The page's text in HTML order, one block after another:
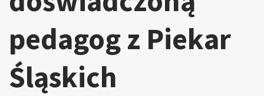
pedagog z Piekar
Śląskich